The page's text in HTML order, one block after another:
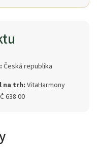
Česká republika
na trh: VitaHarmony
638 00